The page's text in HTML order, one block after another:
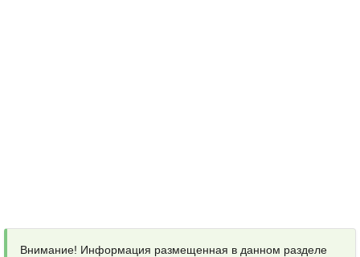
Внимание! Информация размещенная в данном разделе